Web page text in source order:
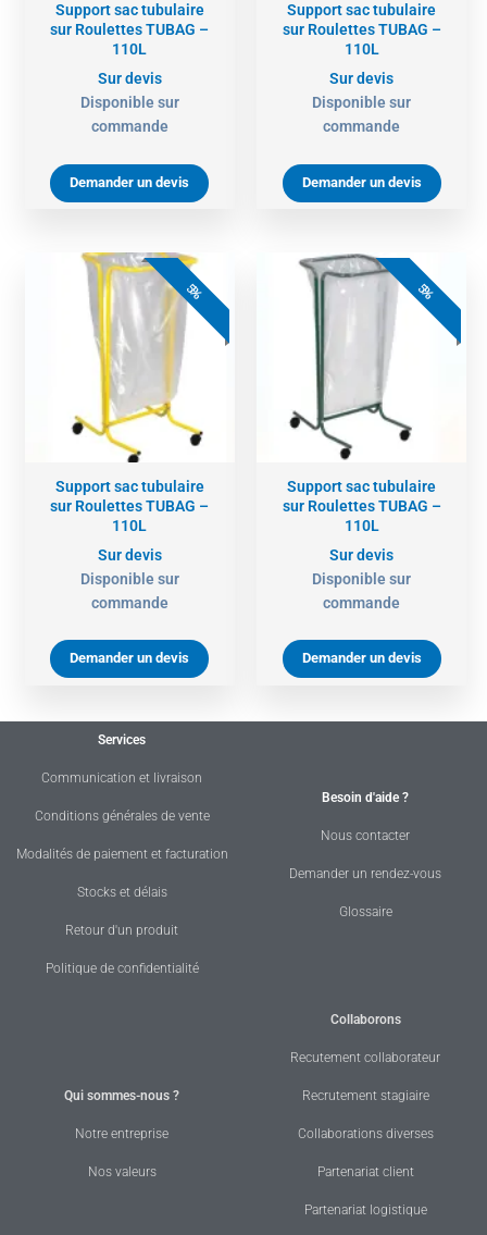
Support sac tubulaire
sur Roulettes TUBAG –
110L
Sur devis
Disponible sur
commande
Demander un devis
Support sac tubulaire
sur Roulettes TUBAG –
110L
Sur devis
Disponible sur
commande
Demander un devis
5%
Support sac tubulaire
sur Roulettes TUBAG –
110L
Sur devis
Disponible sur
commande
Demander un devis
5%
Support sac tubulaire
sur Roulettes TUBAG –
110L
Sur devis
Disponible sur
commande
Demander un devis
Services
Communication et livraison
Conditions générales de vente
Modalités de paiement et facturation
Stocks et délais
Retour d'un produit
Politique de confidentialité
Besoin d'aide ?
Nous contacter
Demander un rendez-vous
Glossaire
Qui sommes-nous ?
Notre entreprise
Nos valeurs
Collaborons
Recutement collaborateur
Recrutement stagiaire
Collaborations diverses
Partenariat client
Partenariat logistique